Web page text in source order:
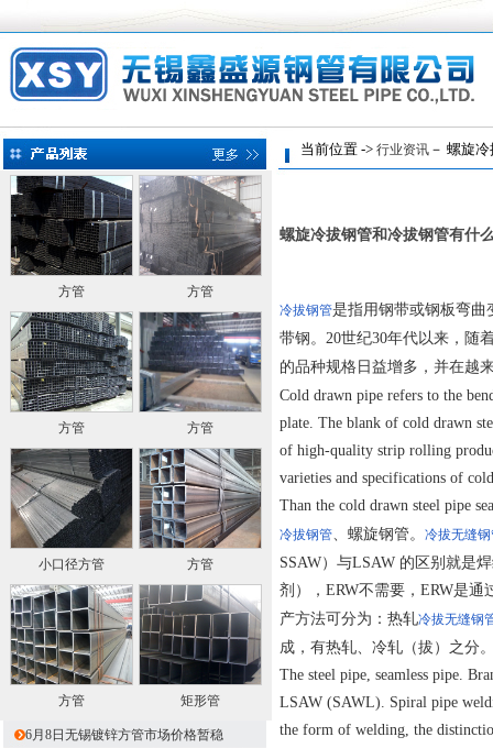
方管 方管
方管 方管
小口径方管 方管
方管 矩形管
6月8日无锡镀锌方管市场价格暂稳
当前位置 -> 行业资讯 － 螺旋
螺旋冷拔钢管和冷拔钢管有什
冷拔钢管是指用钢带或钢板弯曲
带钢。20世纪30年代以来，随
的品种规格日益增多，并在越
Cold drawn pipe refers to the
plate. The blank of cold drawn
of high-quality strip rolling
varieties and specifications of
Than the cold drawn steel pipe
冷拔钢管、螺旋钢管。 冷拔无缝
SSAW）与LSAW 的区别就是
剂），ERW不需要，ERW是
产方法可分为：热轧冷拔无缝钢
成，有热轧、冷轧（拔）之分
The steel pipe, seamless pipe.
LSAW (SAWL). Spiral pipe
the form of welding, the